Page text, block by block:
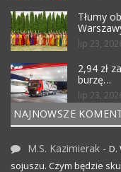
Tłumy
lip 23,
2,94 zł
burzę…
lip 23,
NAJNOWSZE
M.S. Kazimierak - D.
sojuszu. Czym będzie